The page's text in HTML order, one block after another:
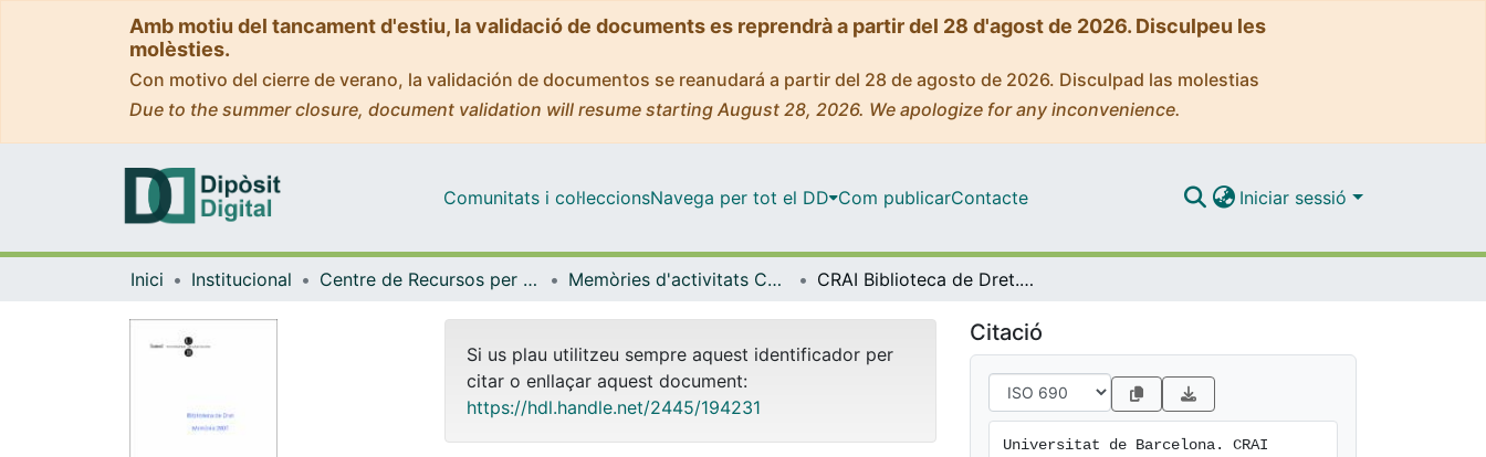
Amb motiu del tancament d'estiu, la validació de documents es reprendrà a partir del 28 d'agost de 2026. Disculpeu les
molèsties.
Con motivo del cierre de verano, la validación de documentos se reanudará a partir del 28 de agosto de 2026. Disculpad las molestias
Due to the summer closure, document validation will resume starting August 28, 2026. We apologize for any inconvenience.
Comunitats i col·leccionsNavega per tot el DD Com publicarContacte Iniciar sessió
Inici Institucional Centre de Recursos per a l'Aprenentatge i la Investigació (CRAI-UB) - Institucional Memòries d'activitats CRAI Biblioteques i Unitats (CRAI-UB) CRAI Biblioteca de Dret. Memòria 2007
Si us plau utilitzeu sempre aquest identificador per
citar o enllaçar aquest document:
https://hdl.handle.net/2445/194231
Citació
Universitat de Barcelona. CRAI